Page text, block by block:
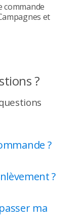
commande
et
?
?
?
ma